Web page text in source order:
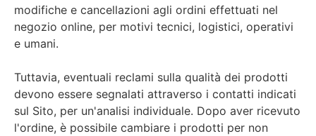
modifiche e cancellazioni agli ordini effettuati nel
negozio online, per motivi tecnici, logistici, operativi
e umani.
Tuttavia, eventuali reclami sulla qualità dei prodotti
devono essere segnalati attraverso i contatti indicati
sul Sito, per un'analisi individuale. Dopo aver ricevuto
l'ordine, è possibile cambiare i prodotti per non